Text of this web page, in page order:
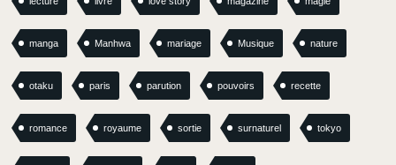
manga Manhwa mariage Musique nature
otaku paris parution pouvoirs recette
romance royaume sortie surnaturel tokyo